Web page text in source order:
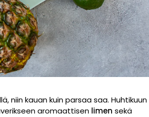
niin kauan kuin parsaa saa. Huhtikuun
aromaattisen limen sekä